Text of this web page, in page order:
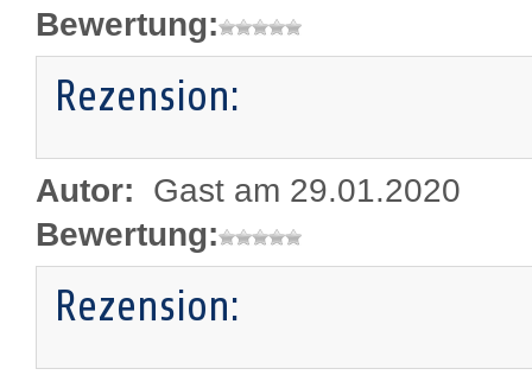
Bewertung:
Rezension:
Autor: Gast am 29.01.2020
Bewertung:
Rezension: